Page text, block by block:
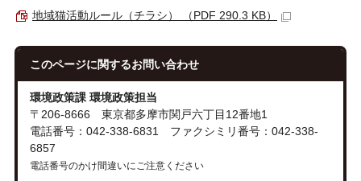
地域猫活動ルール（チラシ） （PDF 290.3 KB）
このページに関するお問い合わせ
環境政策課 環境政策担当
〒206-8666 東京都多摩市関戸六丁目12番地1
電話番号：042-338-6831 ファクシミリ番号：042-338-
6857
電話番号のかけ間違いにご注意ください